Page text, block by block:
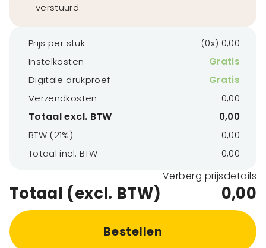
verstuurd.
Prijs per stuk
(0x) 0,00
Instelkosten
Gratis
Digitale drukproef
Gratis
Verzendkosten
0,00
Totaal excl. BTW
0,00
BTW (21%)
0,00
Totaal incl. BTW
0,00
Verberg prijsdetails
Totaal (excl. BTW) 0,00
Bestellen